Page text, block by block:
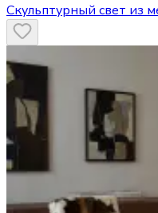
Скульптурный свет из